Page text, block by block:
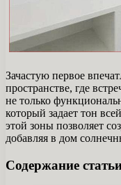
Зачастую первое
пространстве, где
не только
который задает тон
этой зоны позволяет
добавляя в дом
Содержание